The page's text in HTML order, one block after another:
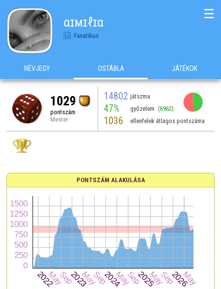
αɪмɪℓɪα
Fanatikus
☰
NÉVJEGY OSTÁBLA JÁTÉKOK
1029
pontszám
Mester
14802 játszma
47% győzelem (6962)
1036 ellenfelek átlagos pontszáma
PONTSZÁM ALAKULÁSA